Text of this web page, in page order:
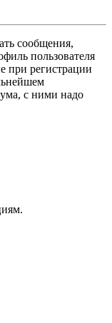
сообщения,
пользователя
при регистрации
с ними надо